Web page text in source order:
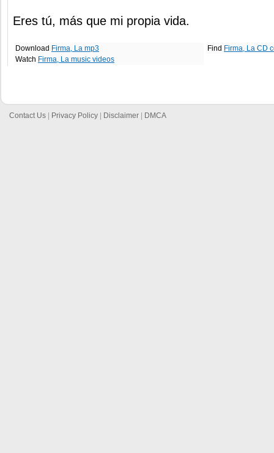
Eres tú, más que mi propia vida.
Download Firma, La mp3
Watch Firma, La music videos
Find Firma, La CD
Contact Us Privacy Policy Disclaimer DMCA